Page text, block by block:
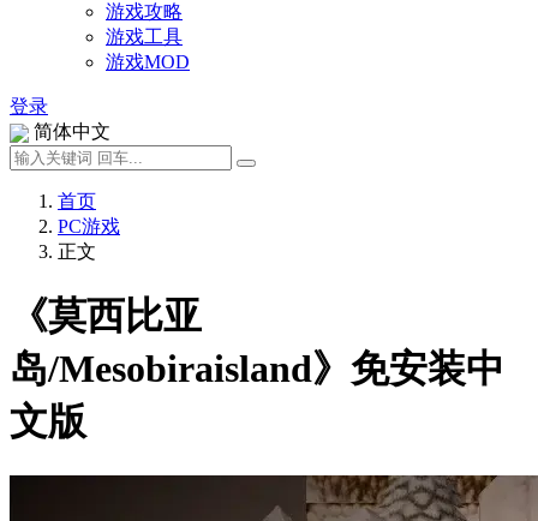
游戏攻略
游戏工具
游戏MOD
登录
简体中文
首页
PC游戏
正文
《莫西比亚
岛/Mesobiraisland》免安装中
文版